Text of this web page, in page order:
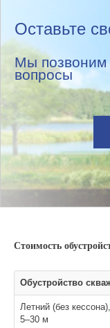
Оставьте
Мы позвоним
вопросы
Стоимость
Обустройство
Летний (без
5–30 м